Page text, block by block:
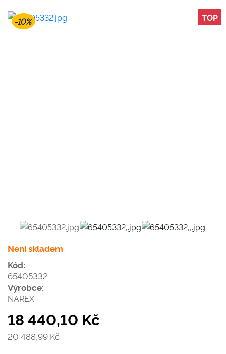
-10% TOP
Není skladem
Kód:
65405332
Výrobce:
NAREX
18 440,10 Kč
20 488,99 Kč